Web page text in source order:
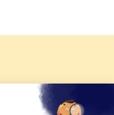
d'été 2026 de KTO